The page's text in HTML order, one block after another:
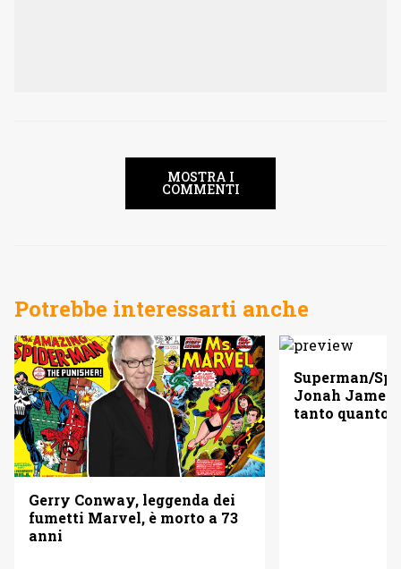
MOSTRA I
COMMENTI
Potrebbe interessarti anche
Gerry Conway, leggenda dei
fumetti Marvel, è morto a 73
anni
Superman/
Jonah
tanto quanto